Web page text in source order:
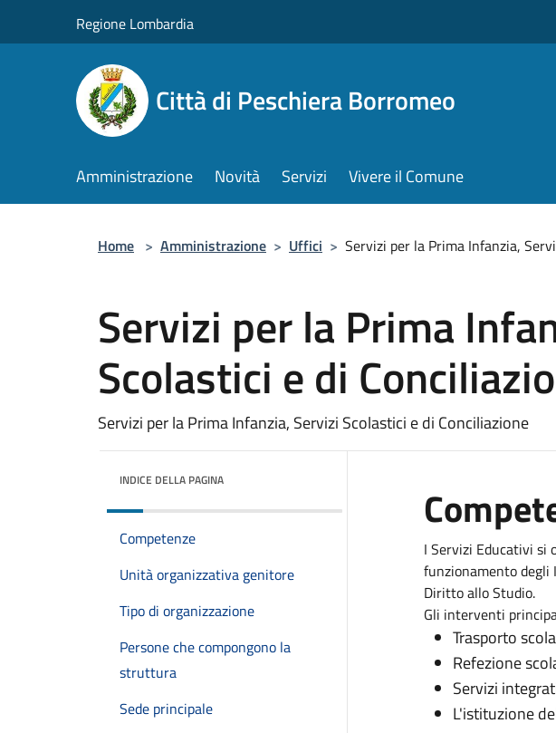
Regione Lombardia
Città di Peschiera Borromeo
Amministrazione Novità Servizi Vivere il Comune
Home > Amministrazione > Uffici > Servizi per la Prima Infanzia,
Servizi per la Prima
Scolastici e di
Servizi per la Prima Infanzia, Servizi Scolastici e di Conciliazione
INDICE DELLA PAGINA
Competenze
Unità organizzativa genitore
Tipo di organizzazione
Persone che compongono la
struttura
Sede principale
I Servizi Educativi si
funzionamento degli
Diritto allo Studio.
Gli interventi
Trasporto
Refezione
Servizi
L'istituzione